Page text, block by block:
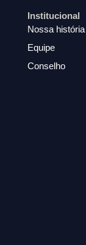
Institucional
Nossa história
Equipe
Conselho